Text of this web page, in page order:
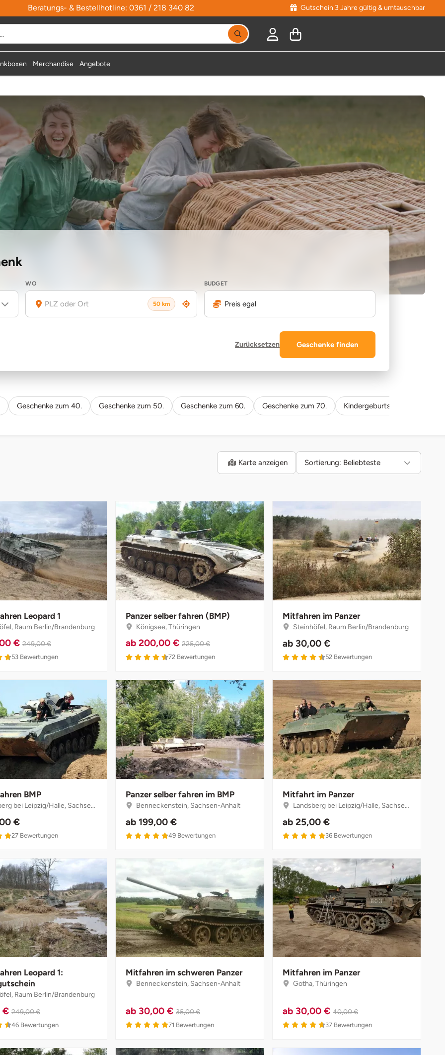
Beratungs- & Bestellhotline: 0361 / 218 340 82 Gutschein 3 Jahre gültig & umtauschbar
Merchandise Angebote
WO
50 km
BUDGET
Preis egal
Zurücksetzen Geschenke finden
Geschenke zum 40. Geschenke zum 50. Geschenke zum 60. Geschenke zum 70. Kindergeburtstag
Karte anzeigen Sortierung: Beliebteste
Leopard 1
Raum Berlin/Brandenburg
€ 249,00 €
53 Bewertungen
Panzer selber fahren (BMP)
Königsee, Thüringen
ab 200,00 € 225,00 €
72 Bewertungen
Mitfahren im Panzer
Steinhöfel, Raum Berlin/Brandenburg
ab 30,00 €
52 Bewertungen
BMP
bei Leipzig/Halle, Sachsen-Anhalt
€
27 Bewertungen
Panzer selber fahren im BMP
Benneckenstein, Sachsen-Anhalt
ab 199,00 €
49 Bewertungen
Mitfahrt im Panzer
Landsberg bei Leipzig/Halle, Sachsen-Anhalt
ab 25,00 €
36 Bewertungen
Leopard 1:
Raum Berlin/Brandenburg
€ 249,00 €
46 Bewertungen
Mitfahren im schweren Panzer
Benneckenstein, Sachsen-Anhalt
ab 30,00 € 35,00 €
71 Bewertungen
Mitfahren im Panzer
Gotha, Thüringen
ab 30,00 € 40,00 €
37 Bewertungen